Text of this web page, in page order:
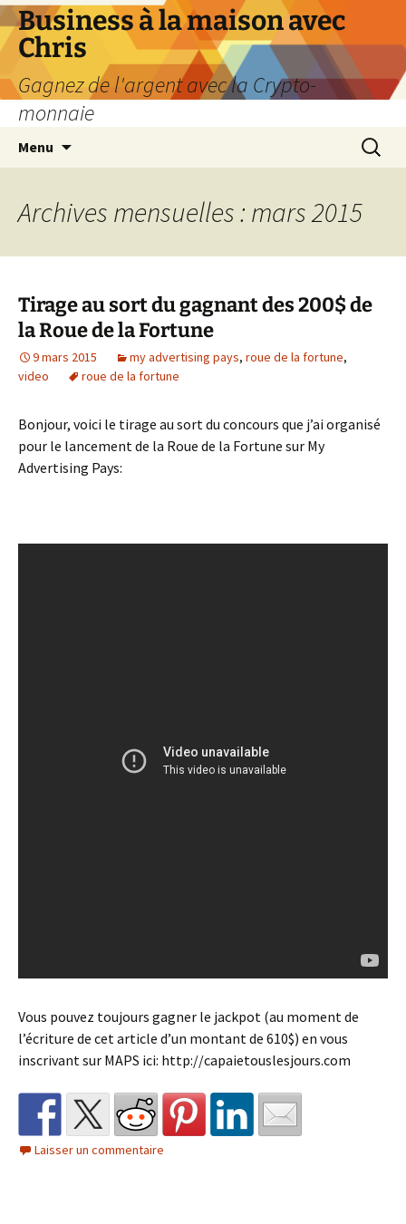
Business à la maison avec
Chris
Gagnez de l'argent avec la Crypto-
monnaie
Menu
Archives mensuelles : mars 2015
Tirage au sort du gagnant des 200$ de
la Roue de la Fortune
9 mars 2015 my advertising pays, roue de la fortune,
video
roue de la fortune
Bonjour, voici le tirage au sort du concours que j’ai organisé
pour le lancement de la Roue de la Fortune sur My
Advertising Pays:
Vous pouvez toujours gagner le jackpot (au moment de
l’écriture de cet article d’un montant de 610$) en vous
inscrivant sur MAPS ici: http://capaietouslesjours.com
Laisser un commentaire